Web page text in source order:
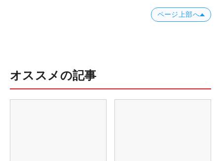
ページ上部へ
オススメの記事